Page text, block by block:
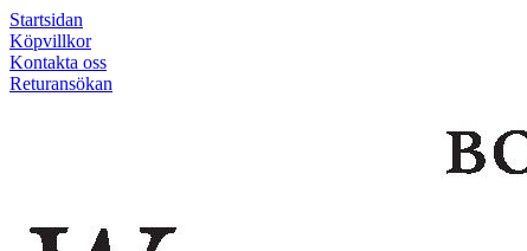
Startsidan
Köpvillkor
Kontakta oss
Returansökan